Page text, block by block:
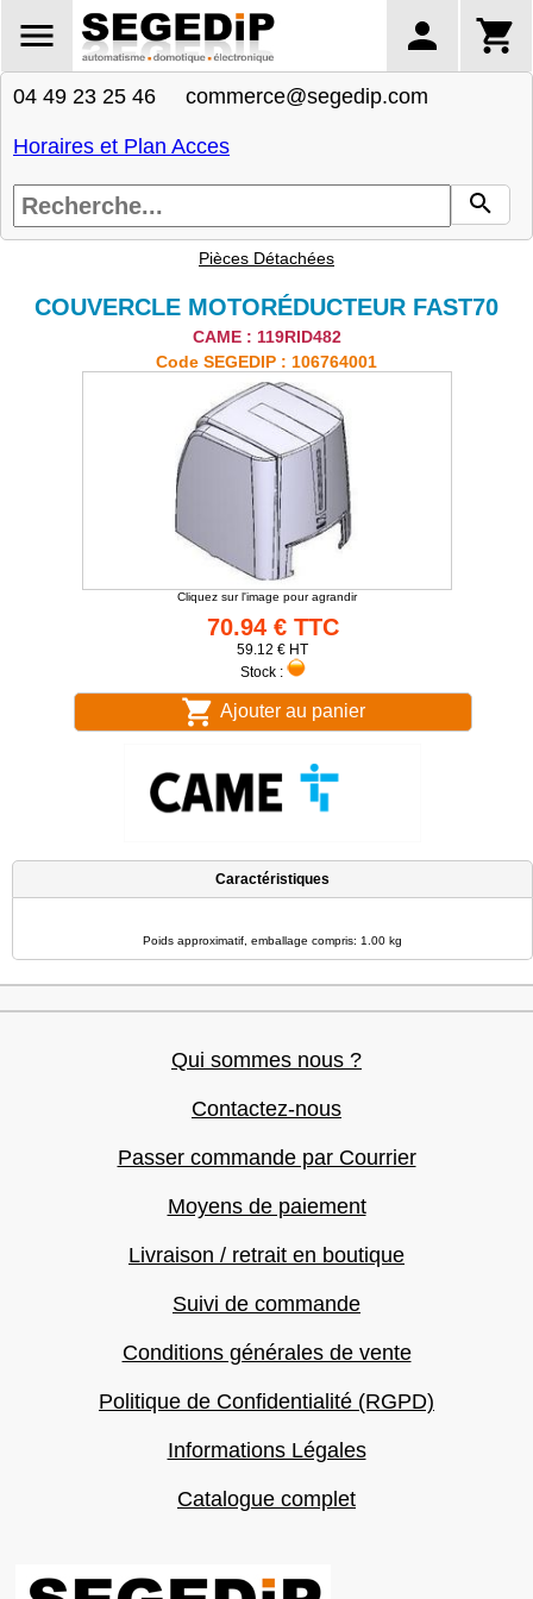
04 49 23 25 46 commerce@segedip.com
Horaires et Plan Acces
Pièces Détachées
COUVERCLE MOTORÉDUCTEUR FAST70
CAME : 119RID482
Code SEGEDIP : 106764001
Cliquez sur l'image pour agrandir
70.94 € TTC
59.12 € HT
Stock :
Ajouter au panier
Caractéristiques
Poids approximatif, emballage compris: 1.00 kg
Qui sommes nous ?
Contactez-nous
Passer commande par Courrier
Moyens de paiement
Livraison / retrait en boutique
Suivi de commande
Conditions générales de vente
Politique de Confidentialité (RGPD)
Informations Légales
Catalogue complet